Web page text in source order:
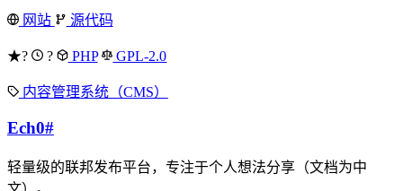
网站 源代码
★? ? PHP GPL-2.0
内容管理系统（CMS）
Ech0#
轻量级的联邦发布平台，专注于个人想法分享（文档为中